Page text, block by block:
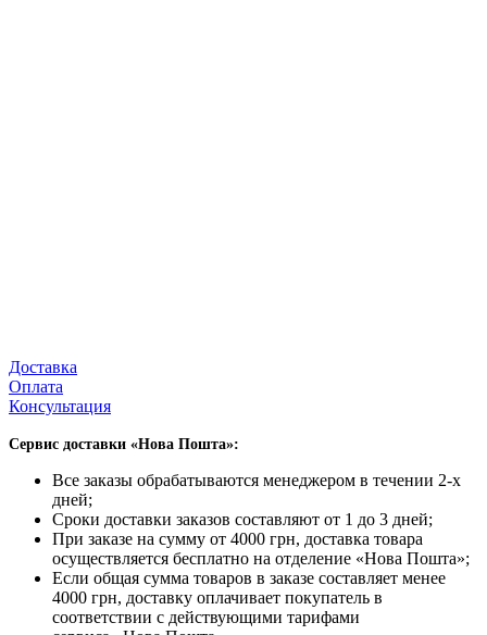
Доставка
Оплата
Консультация
Сервис доставки «Нова Пошта»:
Все заказы обрабатываются менеджером в течении 2-х
дней;
Сроки доставки заказов составляют от 1 до 3 дней;
При заказе на сумму от 4000 грн, доставка товара
осуществляется бесплатно на отделение «Нова Пошта»;
Если общая сумма товаров в заказе составляет менее
4000 грн, доставку оплачивает покупатель в
соответствии с действующими тарифами